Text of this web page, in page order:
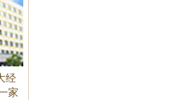
经
家